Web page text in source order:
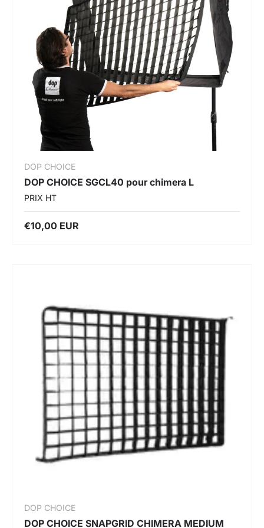
DOP CHOICE
DOP CHOICE SGCL40 pour chimera L
PRIX HT
€10,00 EUR
DOP CHOICE
DOP CHOICE SNAPGRID CHIMERA MEDIUM